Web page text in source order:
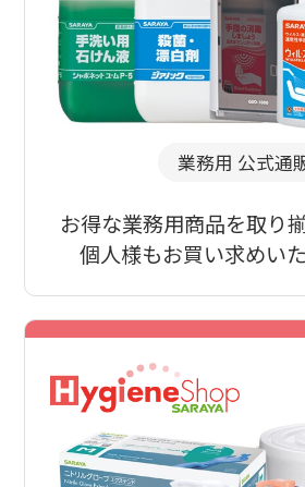
業務用 公式通
お得な業務用商品を取り
個人様もお買い求めいた